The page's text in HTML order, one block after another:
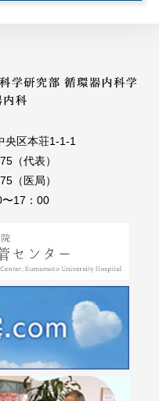
区本荘1-1-1
（代表）
（医局）
17：00